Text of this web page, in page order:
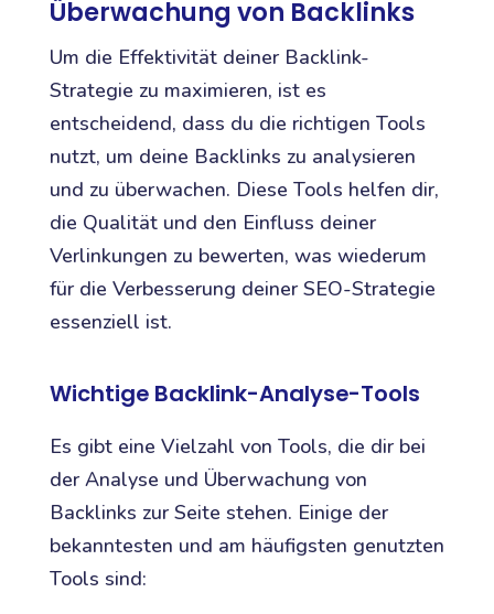
Überwachung von Backlinks
Um die Effektivität deiner Backlink-
Strategie zu maximieren, ist es
entscheidend, dass du die richtigen Tools
nutzt, um deine Backlinks zu analysieren
und zu überwachen. Diese Tools helfen dir,
die Qualität und den Einfluss deiner
Verlinkungen zu bewerten, was wiederum
für die Verbesserung deiner SEO-Strategie
essenziell ist.
Wichtige Backlink-Analyse-Tools
Es gibt eine Vielzahl von Tools, die dir bei
der Analyse und Überwachung von
Backlinks zur Seite stehen. Einige der
bekanntesten und am häufigsten genutzten
Tools sind: